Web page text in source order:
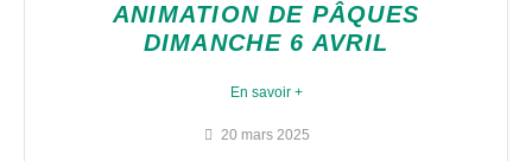
ANIMATION DE PÂQUES
DIMANCHE 6 AVRIL
En savoir +
20 mars 2025